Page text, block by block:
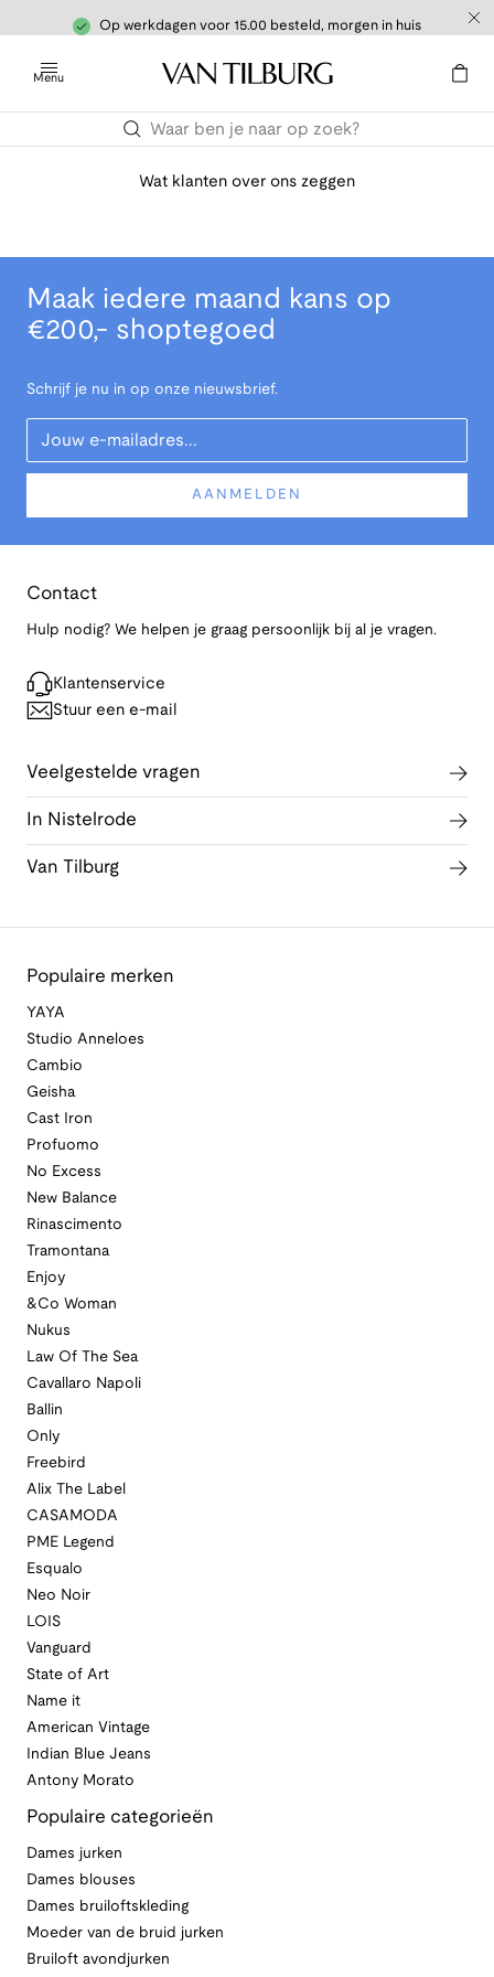
Op werkdagen voor 15.00 besteld, morgen in huis
Menu
Wat klanten over ons zeggen
Maak iedere maand kans op
€200,- shoptegoed
Schrijf je nu in op onze nieuwsbrief.
Your Email
AANMELDEN
Contact
Hulp nodig? We helpen je graag persoonlijk bij al je vragen.
Klantenservice
Stuur een e-mail
Veelgestelde vragen
In Nistelrode
Van Tilburg
Populaire merken
YAYA
Studio Anneloes
Cambio
Geisha
Cast Iron
Profuomo
No Excess
New Balance
Rinascimento
Tramontana
Enjoy
&Co Woman
Nukus
Law Of The Sea
Cavallaro Napoli
Ballin
Only
Freebird
Alix The Label
CASAMODA
PME Legend
Esqualo
Neo Noir
LOIS
Vanguard
State of Art
Name it
American Vintage
Indian Blue Jeans
Antony Morato
Populaire categorieën
Dames jurken
Dames blouses
Dames bruiloftskleding
Moeder van de bruid jurken
Bruiloft avondjurken